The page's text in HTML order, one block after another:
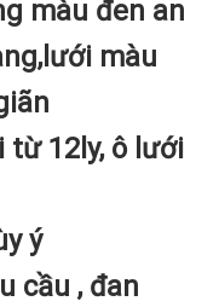
màu đen an
màu
từ 12ly, ô lưới
ý
cầu , đan